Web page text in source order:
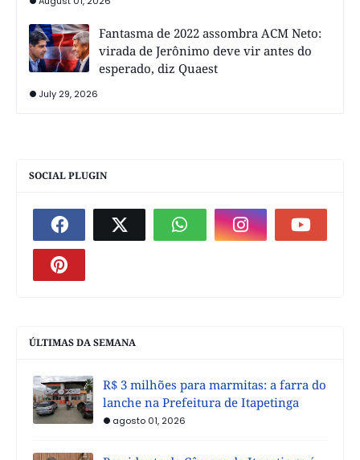
Fantasma de 2022 assombra ACM Neto:
virada de Jerônimo deve vir antes do
esperado, diz Quaest
July 29, 2026
SOCIAL PLUGIN
ÚLTIMAS DA SEMANA
R$ 3 milhões para marmitas: a farra do
lanche na Prefeitura de Itapetinga
agosto 01, 2026